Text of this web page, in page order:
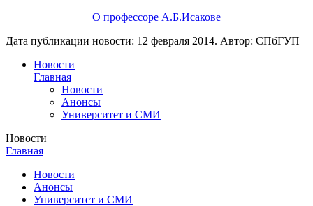
О профессоре А.Б.Исакове
Дата публикации новости: 12 февраля 2014. Автор: СПбГУП
Новости
Главная
Новости
Анонсы
Университет и СМИ
Новости
Главная
Новости
Анонсы
Университет и СМИ